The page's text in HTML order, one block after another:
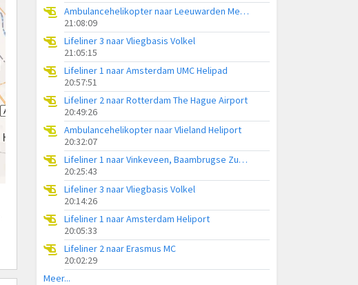
Ambulancehelikopter naar Leeuwarden Medical Center Heliport
21:08:09
Lifeliner 3 naar Vliegbasis Volkel
21:05:15
Lifeliner 1 naar Amsterdam UMC Helipad
20:57:51
Lifeliner 2 naar Rotterdam The Hague Airport
20:49:26
Ambulancehelikopter naar Vlieland Heliport
20:32:07
Lifeliner 1 naar Vinkeveen, Baambrugse Zuwe
20:25:43
Lifeliner 3 naar Vliegbasis Volkel
20:14:26
Lifeliner 1 naar Amsterdam Heliport
20:05:33
Lifeliner 2 naar Erasmus MC
20:02:29
Meer...